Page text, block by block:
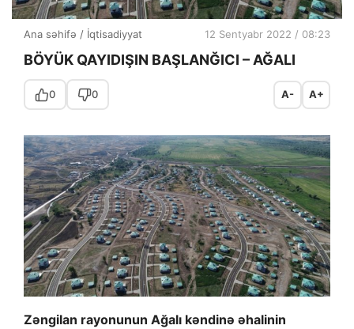
Ana səhifə / İqtisadiyyat 12 Sentyabr 2022 / 08:23
BÖYÜK QAYIDIŞIN BAŞLANĞICI – AĞALI
0 0 A- A+
Zəngilan rayonunun Ağalı kəndinə əhalinin